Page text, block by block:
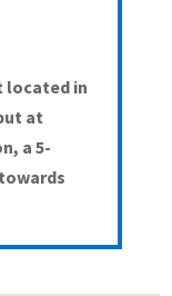
located in
at
a 5-